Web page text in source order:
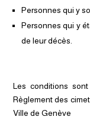
Personnes qui y
Personnes qui y
de leur décès.
Les conditions
Règlement des
Ville de Genève